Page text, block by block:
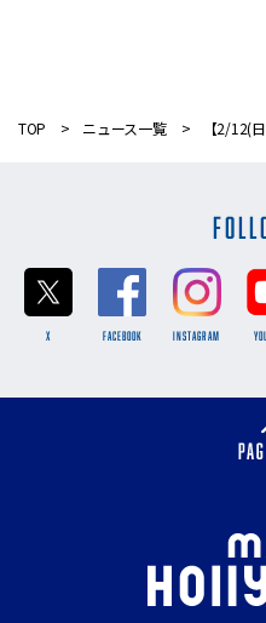
TOP ニュース一覧 【2/12(
X FACEBOOK INSTAGRAM